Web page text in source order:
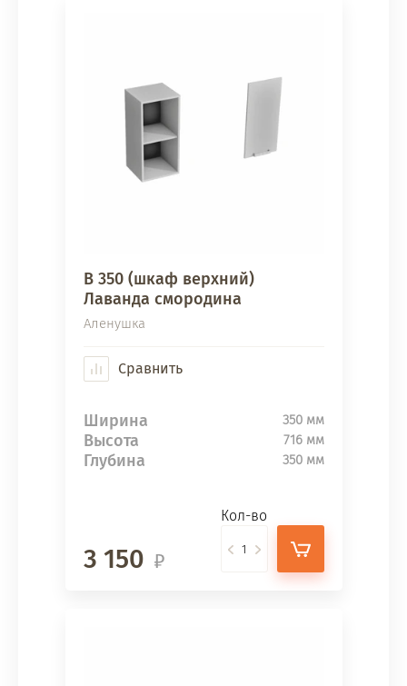
В 350 (шкаф верхний)
Лаванда смородина
Аленушка
Сравнить
Ширина 350 мм
Высота 716 мм
Глубина 350 мм
3 150
Кол-во